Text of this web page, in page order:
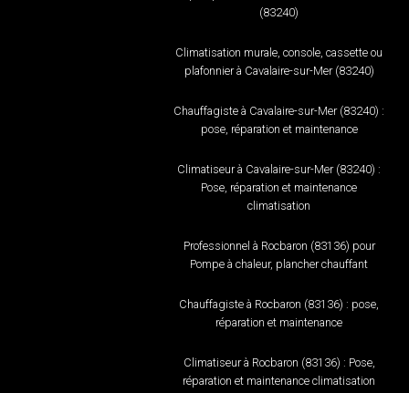
(83240)
Climatisation murale, console, cassette ou
plafonnier à Cavalaire-sur-Mer (83240)
Chauffagiste à Cavalaire-sur-Mer (83240) :
pose, réparation et maintenance
Climatiseur à Cavalaire-sur-Mer (83240) :
Pose, réparation et maintenance
climatisation
Professionnel à Rocbaron (83136) pour
Pompe à chaleur, plancher chauffant
Chauffagiste à Rocbaron (83136) : pose,
réparation et maintenance
Climatiseur à Rocbaron (83136) : Pose,
réparation et maintenance climatisation